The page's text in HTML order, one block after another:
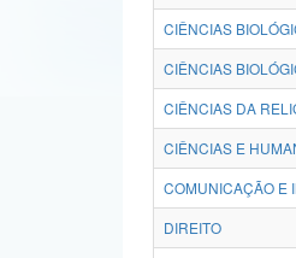
CIÊNCIAS
CIÊNCIAS
CIÊNCIAS DA
CIÊNCIAS E
COMUNICAÇÃO E
DIREITO